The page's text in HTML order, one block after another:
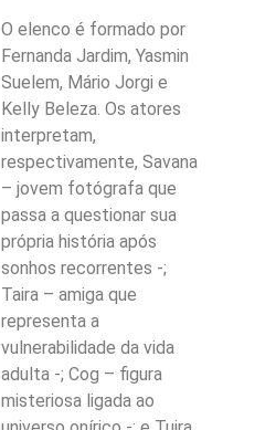
O elenco é formado por
Fernanda Jardim, Yasmin
Suelem, Mário Jorgi e
Kelly Beleza. Os atores
interpretam,
respectivamente, Savana
– jovem fotógrafa que
passa a questionar sua
própria história após
sonhos recorrentes -;
Taira – amiga que
representa a
vulnerabilidade da vida
adulta -; Cog – figura
misteriosa ligada ao